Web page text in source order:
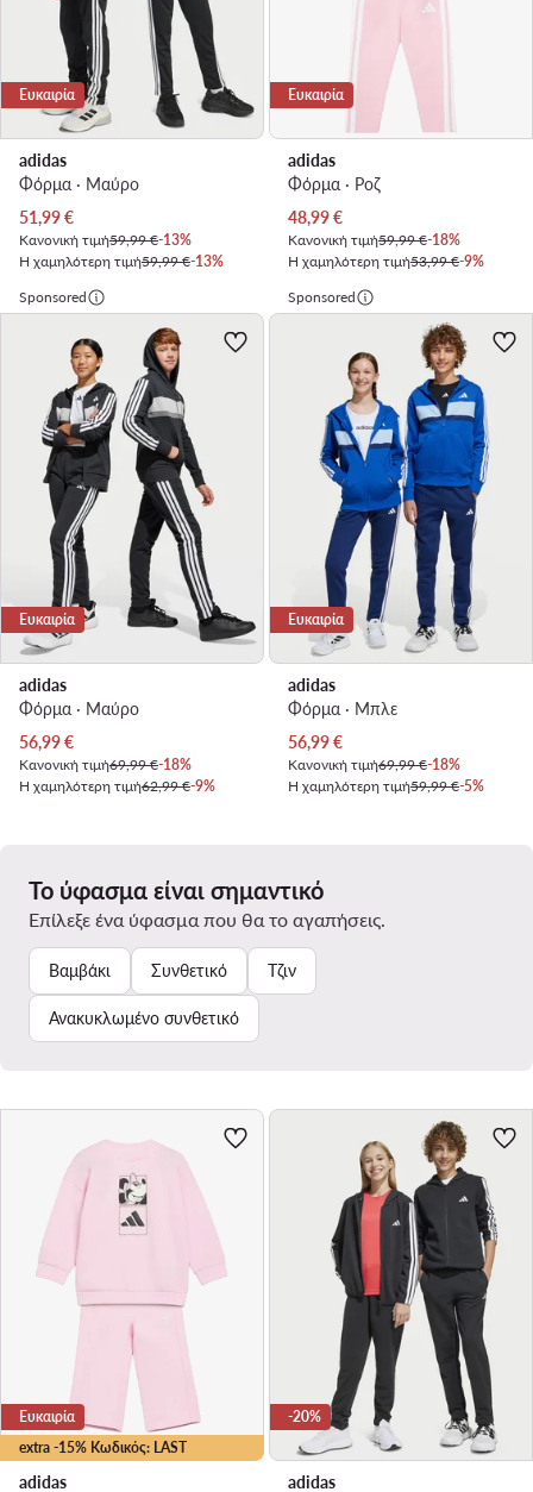
Ευκαιρία
adidas
Φόρμα · Μαύρο
Τρέχουσα τιμή
51,99€
Κανονική τιμή59,99 €-13%
Η χαμηλότερη τιμή59,99 €-13%
Ευκαιρία
adidas
Φόρμα · Ροζ
Τρέχουσα τιμή
48,99€
Κανονική τιμή59,99 €-18%
Η χαμηλότερη τιμή53,99 €-9%
Sponsored
Ευκαιρία
adidas
Φόρμα · Μαύρο
Τρέχουσα τιμή
56,99€
Κανονική τιμή69,99 €-18%
Η χαμηλότερη τιμή62,99 €-9%
Sponsored
Ευκαιρία
adidas
Φόρμα · Μπλε
Τρέχουσα τιμή
56,99€
Κανονική τιμή69,99 €-18%
Η χαμηλότερη τιμή59,99 €-5%
Το ύφασμα είναι σημαντικό
Επίλεξε ένα ύφασμα που θα το αγαπήσεις.
Βαμβάκι Συνθετικό Τζιν
Ανακυκλωμένο συνθετικό
extra -15% Κωδικός: LAST
Ευκαιρία
adidas
-20%
adidas